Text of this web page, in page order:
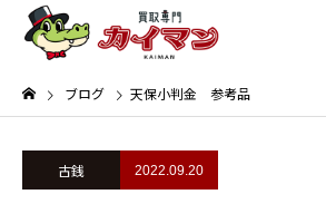
ブログ 天保小判金 参考品
古銭 2022.09.20